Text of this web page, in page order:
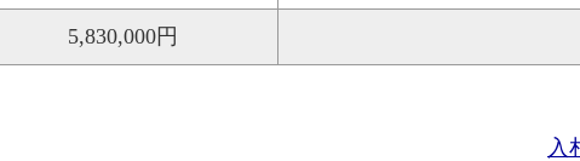
5,830,000円
入